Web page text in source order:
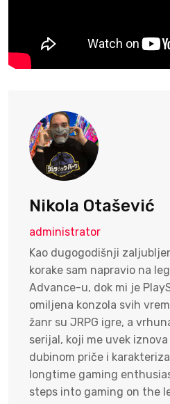
Nikola Otašević
administrator
Kao dugogodišnji
korake sam napravio na
Advance-u, dok mi je
omiljena konzola svih
žanr su JRPG igre, a
serijal, koji me uvek
dubinom priče i
longtime gaming
steps into gaming on the